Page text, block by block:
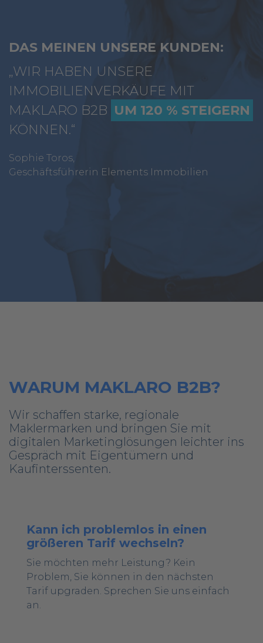
DAS MEINEN UNSERE KUNDEN:
„WIR HABEN UNSERE
IMMOBILIENVERKÄUFE MIT
MAKLARO B2B UM 120 % STEIGERN
KÖNNEN.“
Sophie Toros,
Geschäftsführerin Elements Immobilien
WARUM MAKLARO B2B?
Wir schaffen starke, regionale
Maklermarken und bringen Sie mit
digitalen Marketinglösungen leichter ins
Gespräch mit Eigentümern und
Kaufinterssenten.
Kann ich problemlos in einen
größeren Tarif wechseln?
Sie möchten mehr Leistung? Kein
Problem, Sie können in den nächsten
Tarif upgraden. Sprechen Sie uns einfach
an.